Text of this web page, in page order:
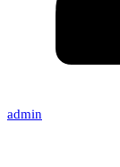
admin